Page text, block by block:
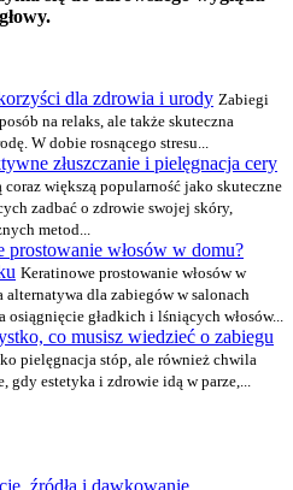
dla zdrowia i urody Zabiegi
na relaks, ale także skuteczna
W dobie rosnącego stresu...
złuszczanie i pielęgnacja cery
większą popularność jako skuteczne
zadbać o zdrowie swojej skóry,
metod...
prostowanie włosów w domu?
Keratinowe prostowanie włosów w
dla zabiegów w salonach
gładkich i lśniących włosów...
co musisz wiedzieć o zabiegu
pielęgnacja stóp, ale również chwila
gdy estetyka i zdrowie idą w parze,...
źródła i dawkowanie